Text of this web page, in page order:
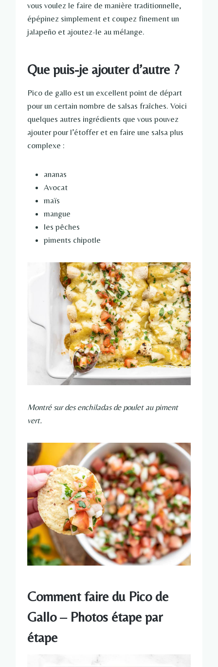
vous voulez le faire de manière traditionnelle,
épépinez simplement et coupez finement un
jalapeño et ajoutez-le au mélange.
Que puis-je ajouter d’autre ?
Pico de gallo est un excellent point de départ
pour un certain nombre de salsas fraîches. Voici
quelques autres ingrédients que vous pouvez
ajouter pour l’étoffer et en faire une salsa plus
complexe :
ananas
Avocat
maïs
mangue
les pêches
piments chipotle
Montré sur des enchiladas de poulet au piment
vert.
Comment faire du Pico de
Gallo – Photos étape par
étape